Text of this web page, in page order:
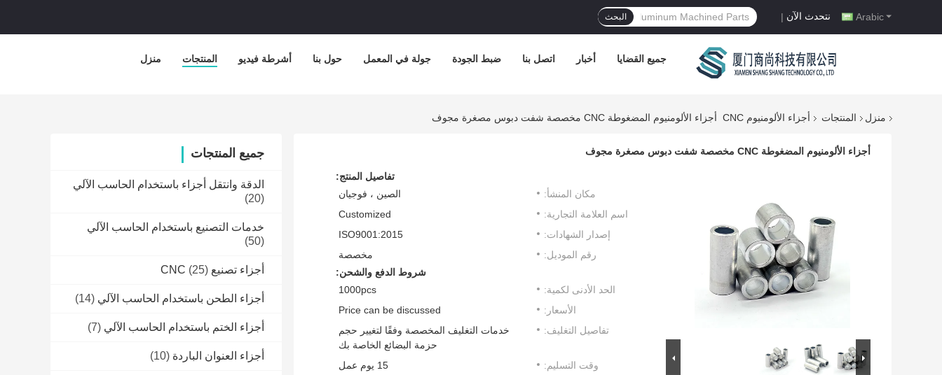
Arabic نتحدث الآن | البحث
منزل المنتجات أشرطة فيديو حول بنا جولة في المعمل ضبط الجودة اتصل بنا أخبار جميع القضايا
منزل المنتجات أجزاء الألومنيوم CNC أجزاء الألومنيوم المضغوطة CNC مخصصة شفت دبوس مصغرة مجوف
جميع المنتجات
الدقة وانتقل أجزاء باستخدام الحاسب الآلي
(20)
خدمات التصنيع باستخدام الحاسب الآلي
(50)
أجزاء تصنيع CNC (25)
أجزاء الطحن باستخدام الحاسب الآلي (14)
أجزاء الختم باستخدام الحاسب الآلي (7)
أجزاء العنوان الباردة (10)
أجزاء الألومنيوم المضغوطة CNC مخصصة شفت دبوس مصغرة مجوف
تفاصيل المنتج:
مكان المنشأ:
الصين ، فوجيان
اسم العلامة التجارية:
Customized
إصدار الشهادات:
ISO9001:2015
رقم الموديل:
مخصصة
شروط الدفع والشحن:
الحد الأدنى لكمية:
1000pcs
الأسعار:
Price can be discussed
تفاصيل التغليف:
خدمات التغليف المخصصة وفقًا لتغيير حجم
حزمة البضائع الخاصة بك
وقت التسليم:
15 يوم عمل